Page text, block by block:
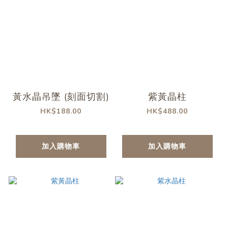
黃水晶吊墜 (刻面切割)
HK$188.00
加入購物車
紫黃晶柱
HK$488.00
加入購物車